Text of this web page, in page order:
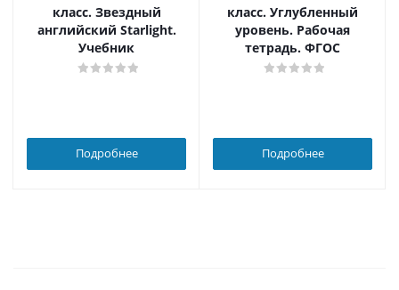
класс. Звездный
английский Starlight.
Учебник
Подробнее
класс. Углубленный
уровень. Рабочая
тетрадь. ФГОС
Подробнее